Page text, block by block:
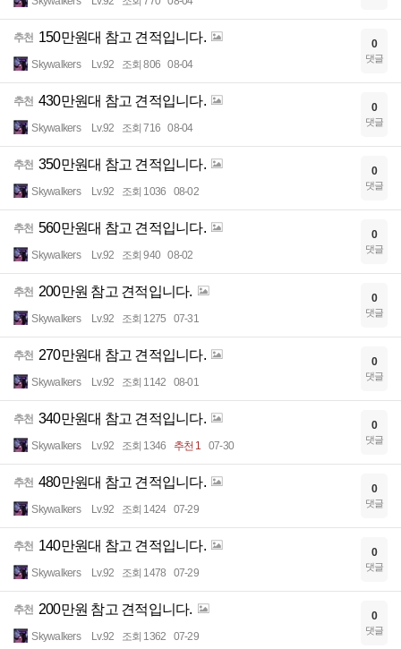
추천 150만원대 참고 견적입니다.
Skywalkers Lv.92 조회 806 08-04
0
댓글
추천 430만원대 참고 견적입니다.
Skywalkers Lv.92 조회 716 08-04
0
댓글
추천 350만원대 참고 견적입니다.
Skywalkers Lv.92 조회 1036 08-02
0
댓글
추천 560만원대 참고 견적입니다.
Skywalkers Lv.92 조회 940 08-02
0
댓글
추천 200만원 참고 견적입니다.
Skywalkers Lv.92 조회 1275 07-31
0
댓글
추천 270만원대 참고 견적입니다.
Skywalkers Lv.92 조회 1142 08-01
0
댓글
추천 340만원대 참고 견적입니다.
Skywalkers Lv.92 조회 1346 추천 1 07-30
0
댓글
추천 480만원대 참고 견적입니다.
Skywalkers Lv.92 조회 1424 07-29
0
댓글
추천 140만원대 참고 견적입니다.
Skywalkers Lv.92 조회 1478 07-29
0
댓글
추천 200만원 참고 견적입니다.
Skywalkers Lv.92 조회 1362 07-29
0
댓글